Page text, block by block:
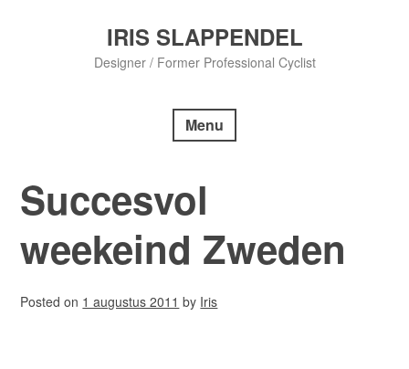
IRIS SLAPPENDEL
Designer / Former Professional Cyclist
Menu
Succesvol
weekeind Zweden
Posted on 1 augustus 2011 by Iris